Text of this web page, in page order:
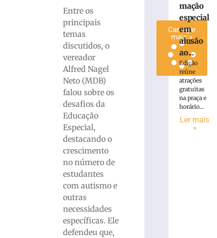
Entre os
principais
temas
discutidos, o
vereador
Alfred Nagel
Neto (MDB)
falou sobre os
desafios da
Educação
Especial,
destacando o
crescimento
no número de
estudantes
com autismo e
outras
necessidades
específicas. Ele
defendeu que,
Carregar
mais »
mação
especial
em
alusão
ao...
Edição
reúne
atrações
gratuitas
na praça e
horário...
Ler mais
»